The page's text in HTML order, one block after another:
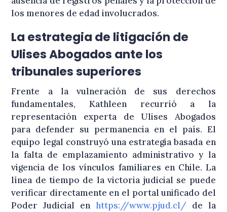
los menores de edad involucrados.
La estrategia de litigación de
Ulises Abogados ante los
tribunales superiores
Frente a la vulneración de sus derechos
fundamentales, Kathleen recurrió a la
representación experta de Ulises Abogados
para defender su permanencia en el país. El
equipo legal construyó una estrategia basada en
la falta de emplazamiento administrativo y la
vigencia de los vínculos familiares en Chile. La
línea de tiempo de la victoria judicial se puede
verificar directamente en el portal unificado del
Poder Judicial en https://www.pjud.cl/de la